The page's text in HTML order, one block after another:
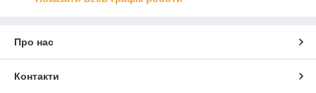
Про нас
Контакти